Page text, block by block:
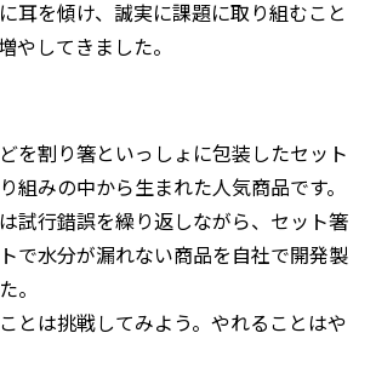
耳を傾け、誠実に課題に取り組むこと
やしてきました。
を割り箸といっしょに包装したセット
組みの中から生まれた人気商品です。
試行錯誤を繰り返しながら、セット箸
で水分が漏れない商品を自社で開発製
。
とは挑戦してみよう。やれることはや